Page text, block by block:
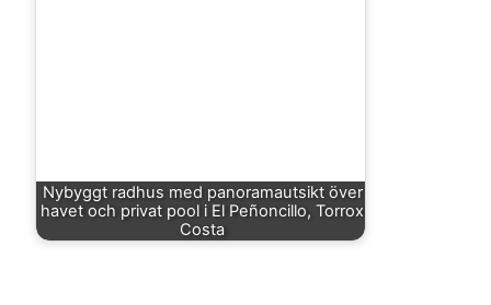
Nybyggt radhus med panoramautsikt över
havet och privat pool i El Peñoncillo, Torrox
Costa